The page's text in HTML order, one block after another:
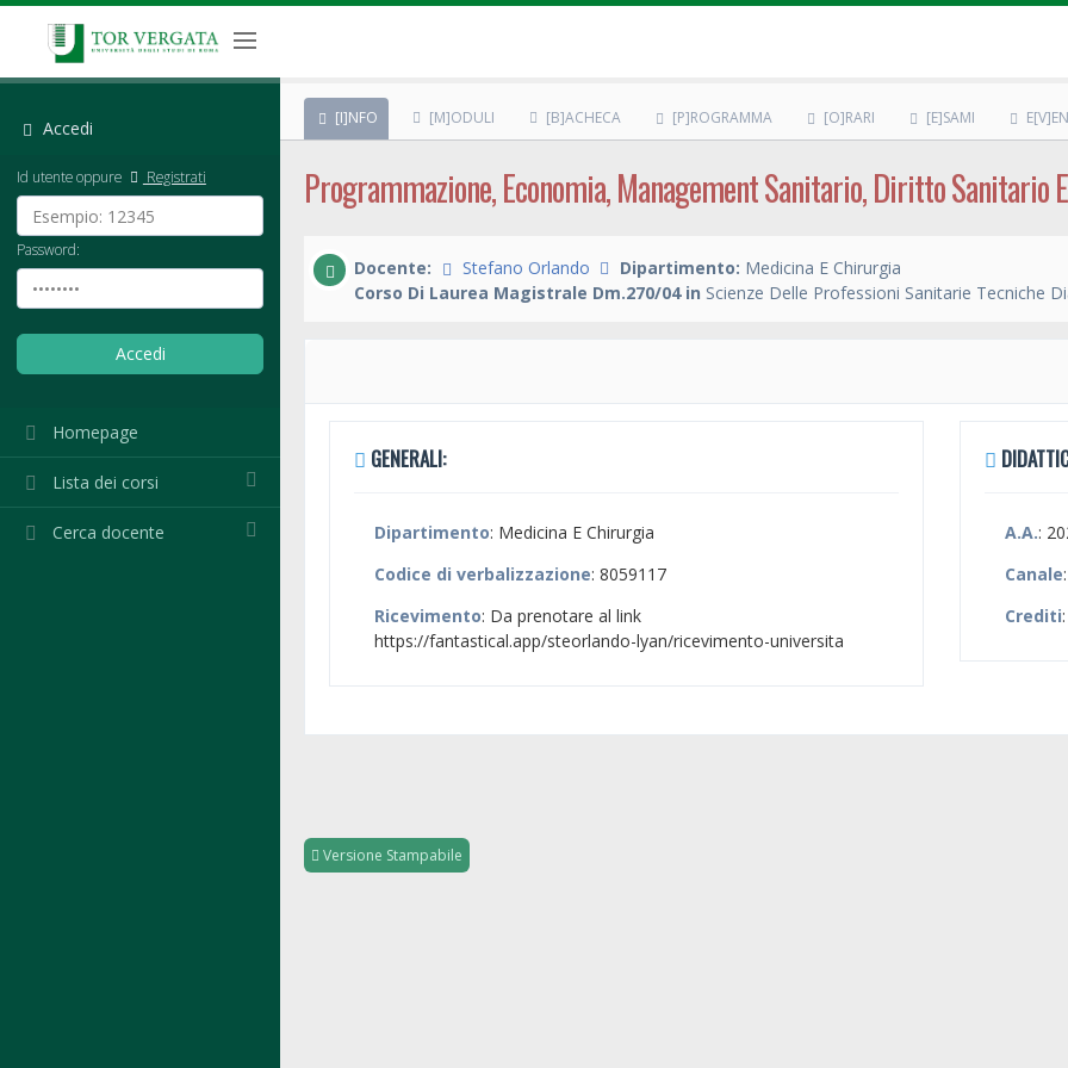
Accedi
Id utente oppure Registrati
Password:
Homepage
Lista dei corsi
Cerca docente
[I]NFO [M]ODULI [B]ACHECA [P]ROGRAMMA [O]RARI [E]SAMI
Programmazione, Economia, Management Sanitario, Diritto Sanitario
Docente: Stefano Orlando Dipartimento: Medicina E Chirurgia
Corso Di Laurea Magistrale Dm.270/04 in Scienze Delle Professioni Sanitarie Tecniche
GENERALI:
Dipartimento: Medicina E Chirurgia
Codice di verbalizzazione: 8059117
Ricevimento: Da prenotare al link
https://fantastical.app/steorlando-lyan/ricevimento-universita
A.A.:
Canale
Crediti
Versione Stampabile